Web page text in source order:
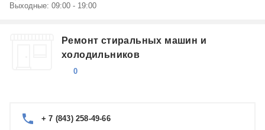
Выходные: 09:00 - 19:00
Ремонт стиральных машин и
холодильников
0
+ 7 (843) 258-49-66